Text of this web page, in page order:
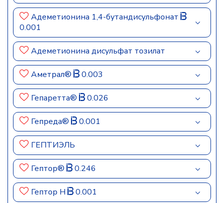
Адеметионина 1,4-бутандисульфонат
0.001
Адеметионина дисульфат тозилат
Аметрал® 0.003
Гепаретта® 0.026
Гепреда® 0.001
ГЕПТИЭЛЬ
Гептор® 0.246
Гептор Н 0.001